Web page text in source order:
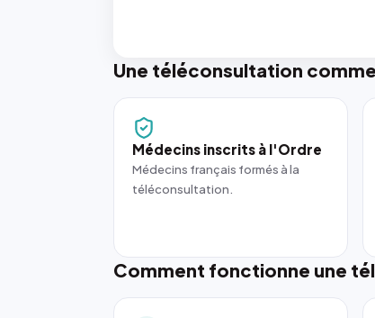
Une téléconsultation
Médecins inscrits à l'Ordre
Médecins français formés à la
téléconsultation.
Comment fonctionne une